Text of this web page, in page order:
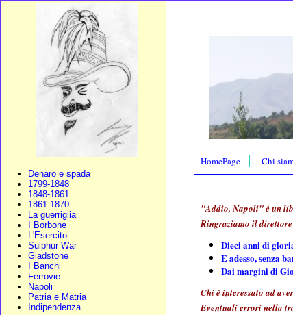
Denaro e spada
1799-1848
1848-1861
1861-1870
La guerriglia
I Borbone
L'Esercito
Sulphur War
Gladstone
I Banchi
Ferrovie
Napoli
Patria e Matria
Indipendenza
HomePage Chi
"Addio, Napoli" è un
Ringraziamo il
Dieci anni di
E adesso, senza
Dai margini di
Chi è interessato ad
Eventuali errori nella